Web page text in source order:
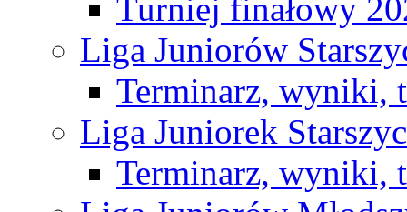
Turniej finałowy
Liga Juniorów
Terminarz, wyniki,
Liga Juniorek
Terminarz, wyniki,